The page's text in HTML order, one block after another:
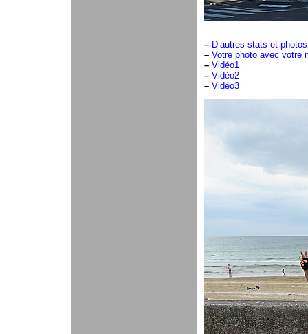
– D’autres stats et photos
– Votre photo avec votre
– Vidéo1
– Vidéo2
– Vidéo3